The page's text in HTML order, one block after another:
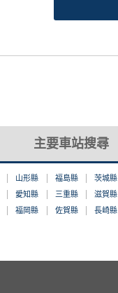
主要車站搜尋
山形縣 福島縣
茨城縣
愛知縣 三重縣
滋賀縣
福岡縣 佐賀縣 長崎縣